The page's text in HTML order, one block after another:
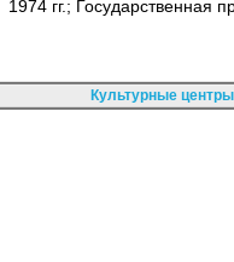
1974 гг.; Государственная
Культурные